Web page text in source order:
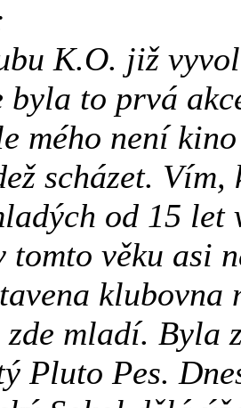
K.O. již
byla to prvá
mého není
scházet.
od 15
tomto věku asi
klubovna
zde mladí.
Pluto Pes.